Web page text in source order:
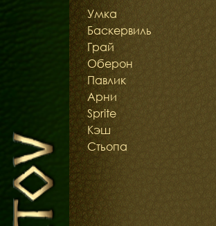
Умка
Баскервиль
Грай
Оберон
Павлик
Арни
Sprite
Кэш
Стьопа